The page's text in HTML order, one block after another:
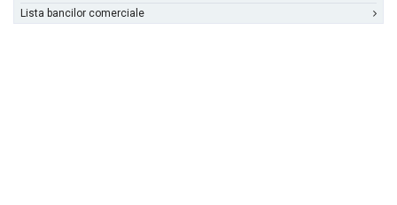
Lista bancilor comerciale